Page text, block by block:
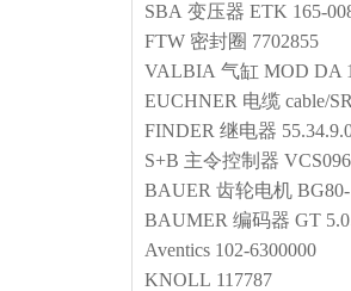
SBA 变压器 ETK 165-
FTW 密封圈 7702855
VALBIA 气缸 MOD DA
EUCHNER 电缆 cable/
FINDER 继电器
S+B 主令控制器
BAUER 齿轮电机
BAUMER 编码器 GT
Aventics 102-6300000
KNOLL 117787